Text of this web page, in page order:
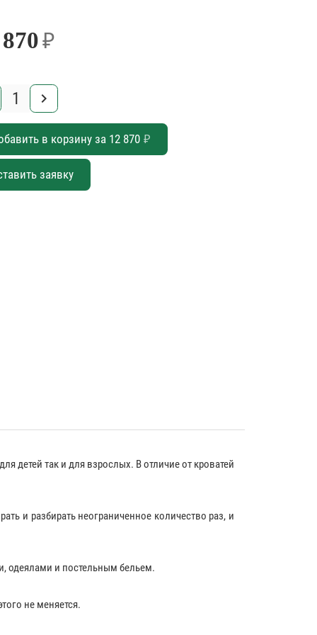
₽
keyboard_arrow_right
в корзину за 12 870 ₽
заявку
детей так и для взрослых. В отличие от кроватей
и разбирать неограниченное количество раз, и
,одеялами и постельным бельем.
не меняется.